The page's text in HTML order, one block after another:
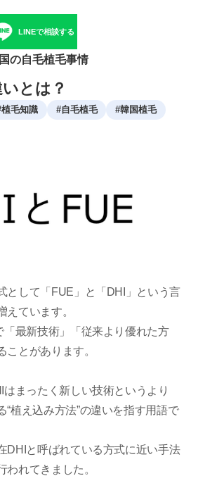
LINEで相談する
の自毛植毛事情
とは？
植毛知識 #自毛植毛 #韓国植毛
として「FUE」と「DHI」という言
えています。
最新技術」「従来より優れた方
ことがあります。
はまったく新しい技術というより
“植え込み方法”の違いを指す用語で
DHIと呼ばれている方式に近い手法
われてきました。